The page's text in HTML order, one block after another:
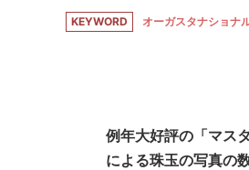
KEYWORD オーガスタナショナ
例年大好評の「マス
による珠玉の写真の